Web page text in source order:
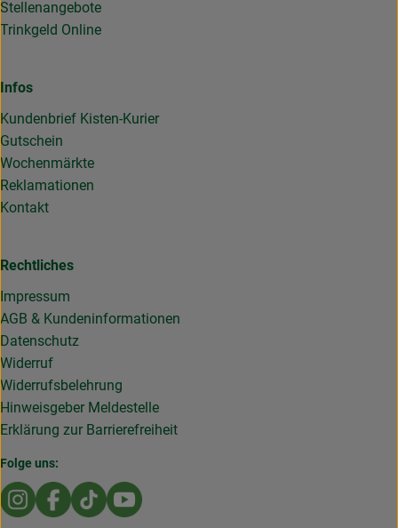
Stellenangebote
Trinkgeld Online
Infos
Kundenbrief Kisten-Kurier
Gutschein
Wochenmärkte
Reklamationen
Kontakt
Rechtliches
Impressum
AGB & Kundeninformationen
Datenschutz
Widerruf
Widerrufsbelehrung
Hinweisgeber Meldestelle
Erklärung zur Barrierefreiheit
Folge uns:
Externer Link zu https://www.instagram.com/
Externer Link zu https://www.facebook.com/
Externer Link zu https://www.tiktok.com/
Externer Link zu https://